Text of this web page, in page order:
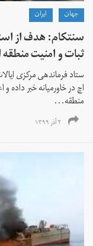
جهان ايران
ثبات و امنیت
اچ در خاورمیانه خبر
منطقه...
۲ آذر ۱۳۹۹